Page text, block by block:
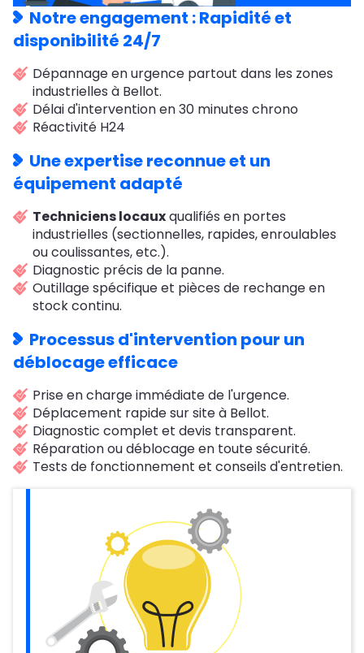
Notre engagement : Rapidité et
disponibilité 24/7
Dépannage en urgence partout dans les zones
industrielles à Bellot.
Délai d'intervention en 30 minutes chrono
Réactivité H24
Une expertise reconnue et un
équipement adapté
Techniciens locauxqualifiés en portes
industrielles (sectionnelles, rapides, enroulables
ou coulissantes, etc.).
Diagnostic précis de la panne.
Outillage spécifique et pièces de rechange en
stock continu.
Processus d'intervention pour un
déblocage efficace
Prise en charge immédiate de l'urgence.
Déplacement rapide sur site à Bellot.
Diagnostic complet et devis transparent.
Réparation ou déblocage en toute sécurité.
Tests de fonctionnement et conseils d'entretien.